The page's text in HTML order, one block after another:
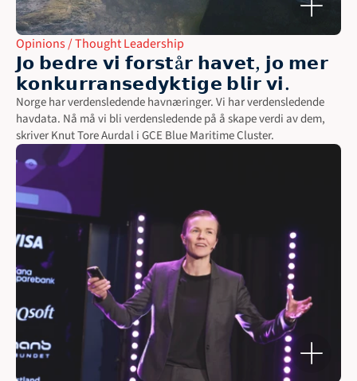
Opinions / Thought Leadership
𝗝𝗼 𝗯𝗲𝗱𝗿𝗲 𝘃𝗶 𝗳𝗼𝗿𝘀𝘁å𝗿 𝗵𝗮𝘃𝗲𝘁, 𝗷𝗼 𝗺𝗲𝗿
𝗸𝗼𝗻𝗸𝘂𝗿𝗿𝗮𝗻𝘀𝗲𝗱𝘆𝗸𝘁𝗶𝗴𝗲 𝗯𝗹𝗶𝗿 𝘃𝗶.
Norge har verdensledende havnæringer. Vi har verdensledende
havdata. Nå må vi bli verdensledende på å skape verdi av dem,
skriver Knut Tore Aurdal i GCE Blue Maritime Cluster.